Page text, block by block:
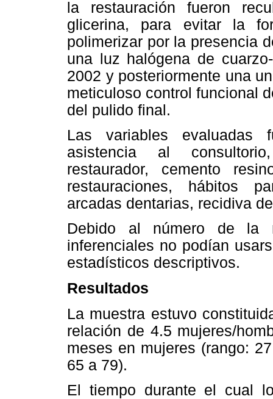
la restauración fueron
glicerina, para evitar la
polimerizar por la presencia
una luz halógena de
2002 y posteriormente una
meticuloso control funcional
del pulido final.
Las variables evaluadas
asistencia al
restaurador, cemento
restauraciones, hábitos
arcadas dentarias, recidiva
Debido al número de la
inferenciales no podían
estadísticos descriptivos.
Resultados
La muestra estuvo
relación de 4.5 mujeres/
meses en mujeres (rango:
65 a 79).
El tiempo durante el cual